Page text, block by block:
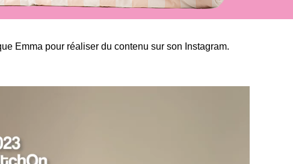
Emma pour réaliser du contenu sur son Instagram.